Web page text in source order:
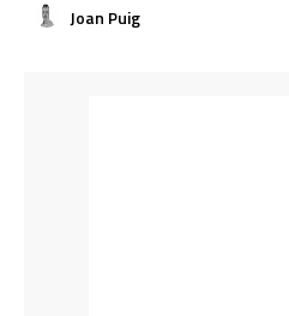
Joan Puig